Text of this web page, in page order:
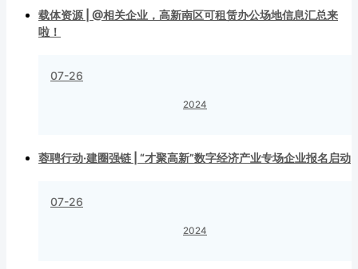
载体资源 | @相关企业，高新南区可租赁办公场地信息汇总来
啦！
07-26
2024
蓉聘行动·建圈强链 | “才聚高新”数字经济产业专场企业报名启动
07-26
2024